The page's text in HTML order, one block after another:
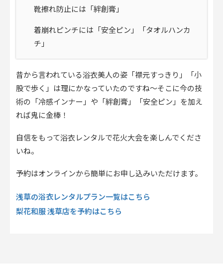
靴擦れ防止には「絆創膏」
着崩れピンチには「安全ピン」「タオルハンカ
チ」
昔から言われている浴衣美人の姿「襟元すっきり」「小
股で歩く」は理にかなっていたのですね～そこに今の技
術の「冷感インナー」や「絆創膏」「安全ピン」を加え
れば鬼に金棒！
自信をもって浴衣レンタルで花火大会を楽しんでくださ
いね。
予約はオンラインから簡単にお申し込みいただけます。
浅草の浴衣レンタルプラン一覧はこちら
梨花和服 浅草店を予約はこちら